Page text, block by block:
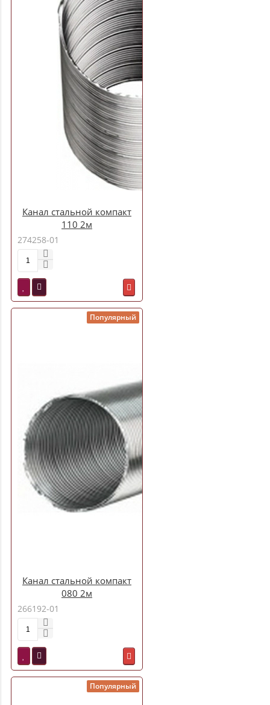
Канал стальной компакт
110 2м
274258-01
Популярный
Канал стальной компакт
080 2м
266192-01
Популярный